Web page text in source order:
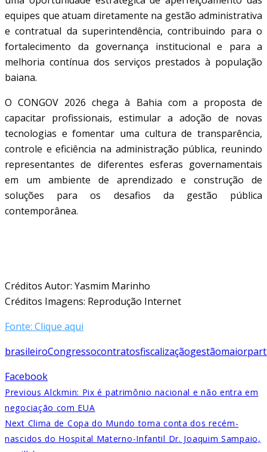
equipes que atuam diretamente na gestão administrativa
e contratual da superintendência, contribuindo para o
fortalecimento da governança institucional e para a
melhoria contínua dos serviços prestados à população
baiana.
O CONGOV 2026 chega à Bahia com a proposta de
capacitar profissionais, estimular a adoção de novas
tecnologias e fomentar uma cultura de transparência,
controle e eficiência na administração pública, reunindo
representantes de diferentes esferas governamentais
em um ambiente de aprendizado e construção de
soluções para os desafios da gestão pública
contemporânea.
Créditos Autor: Yasmim Marinho
Créditos Imagens: Reprodução Internet
Fonte: Clique aqui
brasileiroCongressocontratosfiscalizaçãogestãomaior
Facebook
Previous Alckmin: Pix é patrimônio nacional e não entra em
negociação com EUA
Next Clima de Copa do Mundo toma conta dos recém-
nascidos do Hospital Materno-Infantil Dr. Joaquim Sampaio,